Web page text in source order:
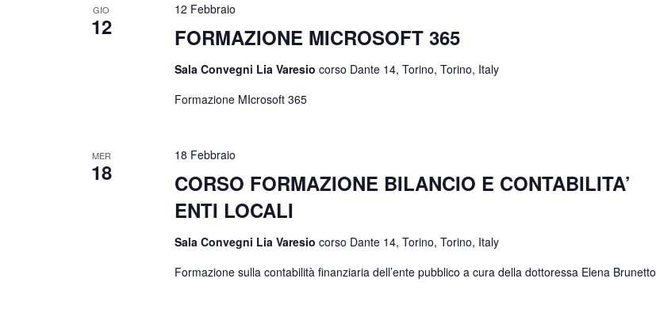
GIO
12 FORMAZIONE MICROSOFT 365
12 Febbraio
Sala Convegni Lia Varesio corso Dante 14, Torino, Torino, Italy
Formazione MIcrosoft 365
MER
18
CORSO FORMAZIONE BILANCIO E CONTABILITA’
ENTI LOCALI
18 Febbraio
Sala Convegni Lia Varesio corso Dante 14, Torino, Torino, Italy
Formazione sulla contabilità finanziaria dell’ente pubblico a cura della dottoressa Elena Brunetto